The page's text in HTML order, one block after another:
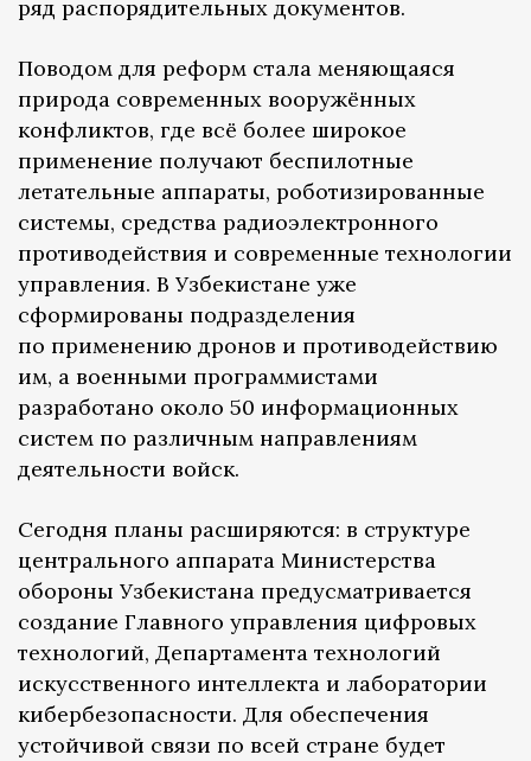
ряд распорядительных документов.
Поводом для реформ стала меняющаяся
природа современных вооружённых
конфликтов, где всё более широкое
применение получают беспилотные
летательные аппараты, роботизированные
системы, средства радиоэлектронного
противодействия и современные технологии
управления. В Узбекистане уже
сформированы подразделения
по применению дронов и противодействию
им, а военными программистами
разработано около 50 информационных
систем по различным направлениям
деятельности войск.
Сегодня планы расширяются: в структуре
центрального аппарата Министерства
обороны Узбекистана предусматривается
создание Главного управления цифровых
технологий, Департамента технологий
искусственного интеллекта и лаборатории
кибербезопасности. Для обеспечения
устойчивой связи по всей стране будет